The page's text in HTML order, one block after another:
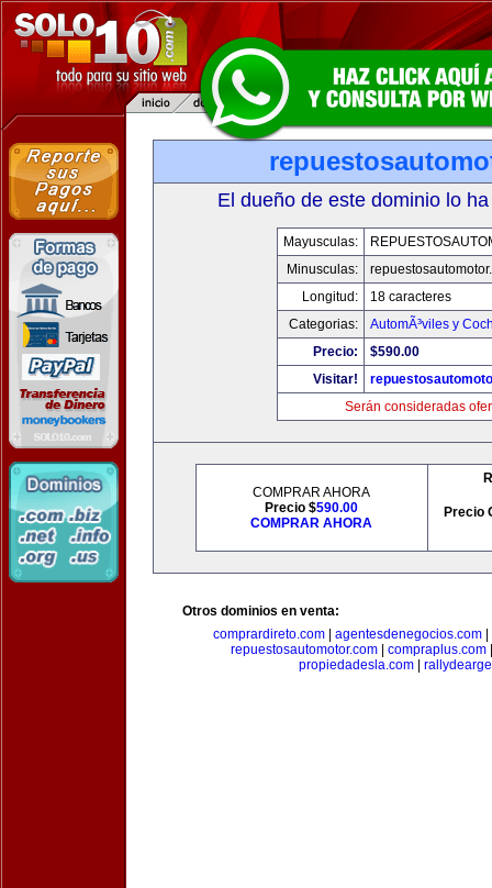
El dueño de este dominio lo
Mayusculas:
Minusculas:
Longitud:
18 caracteres
Categorias:
AutomÃ³viles y
Precio:
$590.00
Visitar!
Serán consideradas
COMPRAR AHORA
Precio $590.00
COMPRAR AHORA
Precio
Otros dominios en venta:
comprardireto.com| agentesdenegocios.com|
repuestosautomotor.com
compraplus.com
propiedadesla.com|